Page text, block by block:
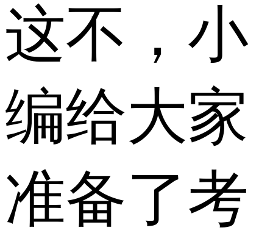
这不，小
编给大家
准备了考